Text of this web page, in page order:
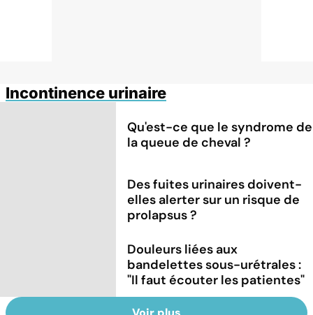
Incontinence urinaire
Qu'est-ce que le syndrome de
la queue de cheval ?
Des fuites urinaires doivent-
elles alerter sur un risque de
prolapsus ?
Douleurs liées aux
bandelettes sous-urétrales :
"Il faut écouter les patientes"